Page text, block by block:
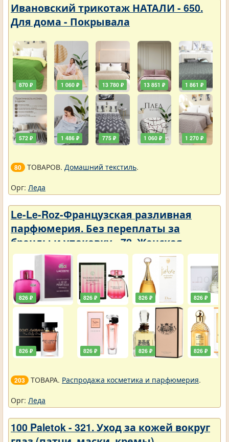
Ивановский трикотаж НАТАЛИ - 650.
Для дома - Покрывала
870 ₽
572 ₽
1 060 ₽
1 486 ₽
13 780 ₽
775 ₽
13 851 ₽
1 060 ₽
1 861 ₽
1 270 ₽
80 ТОВАРОВ. Домашний текстиль.
Орг: Леда
Le-Le-Roz-Французская разливная
парфюмерия. Без переплаты за
бренды и упаковку - 72. Женская -
Парфюмерия с фиксатором 50 ml
826 ₽
826 ₽
826 ₽
826 ₽
826 ₽
826 ₽
826 ₽
826 ₽
203 ТОВАРА. Распродажа косметика и парфюмерия.
Орг: Леда
100 Paletok - 321. Уход за кожей вокруг